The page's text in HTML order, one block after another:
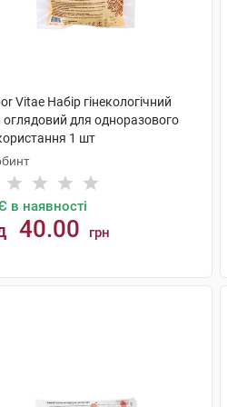
Vitae Набір гінекологічний
для одноразового
1 шт
в наявності
40.00 грн